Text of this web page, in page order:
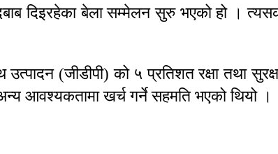
दिइरहेका बेला सम्मेलन सुरु भएको हो ।
(जीडीपी) को ५ प्रतिशत रक्षा तथा
आवश्यकतामा खर्च गर्ने सहमति भएको थियो ।